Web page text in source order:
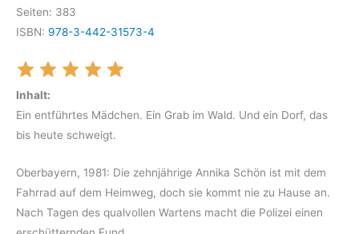
Seiten: 383
ISBN: 978-3-442-31573-4
Inhalt:
Ein entführtes Mädchen. Ein Grab im Wald. Und ein Dorf, das
bis heute schweigt.
Oberbayern, 1981: Die zehnjährige Annika Schön ist mit dem
Fahrrad auf dem Heimweg, doch sie kommt nie zu Hause an.
Nach Tagen des qualvollen Wartens macht die Polizei einen